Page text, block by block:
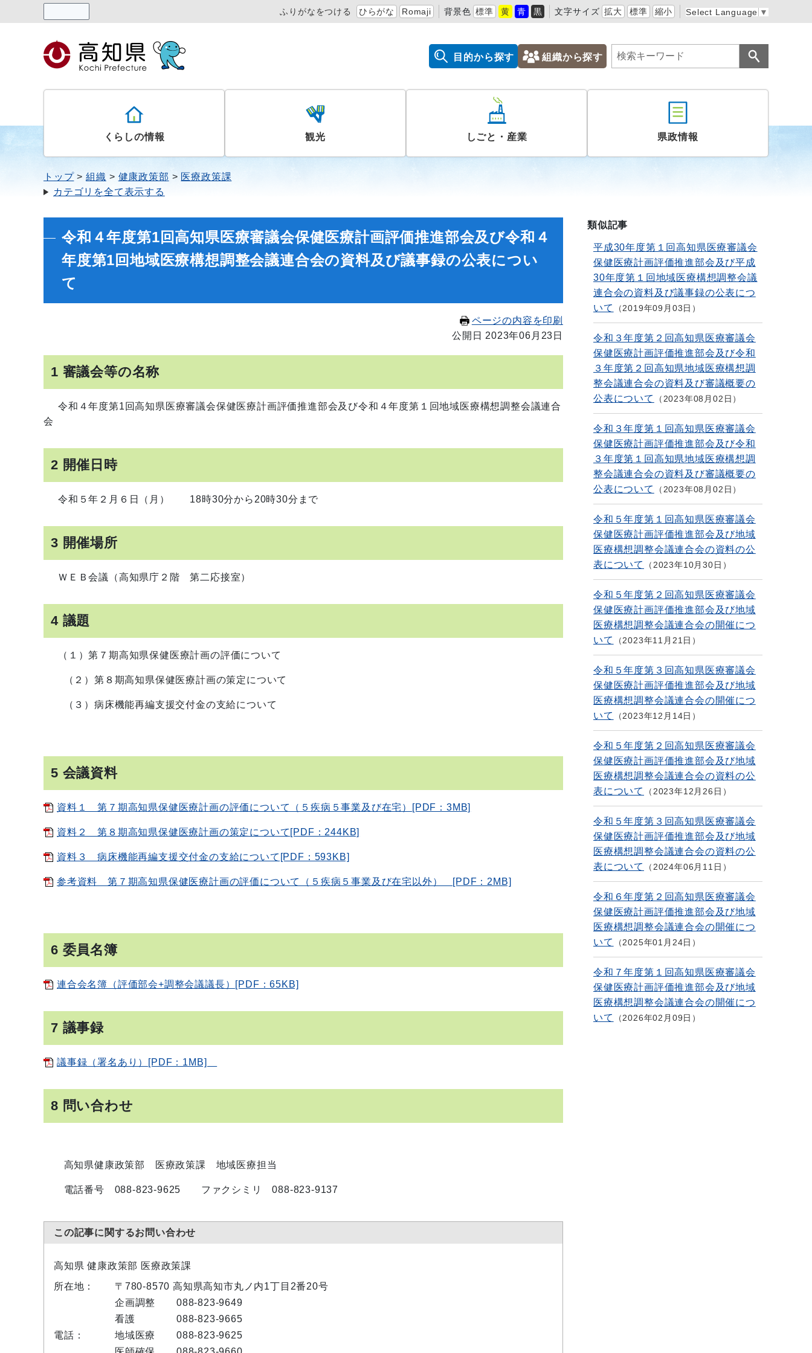
ふりがなをつける ひらがな Romaji 背景色 標準 黄 青 黒 文字サイズ 拡大 標準 縮小 Select Language ▼
目的から探す 組織から探す
くらしの情報 観光 しごと・産業 県政情報
トップ 組織 健康政策部
医療政策課
カテゴリを全て表示する
令和４年度第1回高知県医療審議会保健医療計画評価推進部会及び令和４
年度第1回地域医療構想調整会議連合会の資料及び議事録の公表につい
て
ページの内容を印刷
公開日 2023年06月23日
1 審議会等の名称
令和４年度第1回高知県医療審議会保健医療計画評価推進部会及び令和４年度第１回地域医療構想調整会議連合
会
2 開催日時
令和５年２月６日（月） 18時30分から20時30分まで
3 開催場所
ＷＥＢ会議（高知県庁２階 第二応接室）
4 議題
（１）第７期高知県保健医療計画の評価について
（２） 第８期高知県保健医療計画の策定について
（３）病床機能再編支援交付金の支給について
5 会議資料
資料１ 第７期高知県保健医療計画の評価について（５疾病５事業及び在宅）[PDF：3MB]
資料２ 第８期高知県保健医療計画の策定について[PDF：244KB]
資料３ 病床機能再編支援交付金の支給について[PDF：593KB]
参考資料 第７期高知県保健医療計画の評価について（５疾病５事業及び在宅以外） [PDF：2MB]
6 委員名簿
連合会名簿（評価部会+調整会議議長）[PDF：65KB]
7 議事録
議事録（署名あり）[PDF：1MB]
8 問い合わせ
高知県健康政策部 医療政策課 地域医療担当
電話番号 088-823-9625 ファクシミリ 088-823-9137
この記事に関するお問い合わせ
高知県 健康政策部 医療政策課
所在地：
〒780-8570 高知県高知市丸ノ内1丁目2番20号
電話：
企画調整
088-823-9649
看護
088-823-9665
地域医療
088-823-9625
類似記事
平成30年度第１回高知県医療審議会
保健医療計画評価推進部会及び平成
30年度第１回地域医療構想調整会議
連合会の資料及び議事録の公表につ
いて
2019年09月03日
令和３年度第２回高知県医療審議会
保健医療計画評価推進部会及び令和
３年度第２回高知県地域医療構想調
整会議連合会の資料及び審議概要の
公表について
2023年08月02日
令和３年度第１回高知県医療審議会
保健医療計画評価推進部会及び令和
３年度第１回高知県地域医療構想調
整会議連合会の資料及び審議概要の
公表について
2023年08月02日
令和５年度第１回高知県医療審議会
保健医療計画評価推進部会及び地域
医療構想調整会議連合会の資料の公
表について
2023年10月30日
令和５年度第２回高知県医療審議会
保健医療計画評価推進部会及び地域
医療構想調整会議連合会の開催につ
いて
2023年11月21日
令和５年度第３回高知県医療審議会
保健医療計画評価推進部会及び地域
医療構想調整会議連合会の開催につ
いて
2023年12月14日
令和５年度第２回高知県医療審議会
保健医療計画評価推進部会及び地域
医療構想調整会議連合会の資料の公
表について
2023年12月26日
令和５年度第３回高知県医療審議会
保健医療計画評価推進部会及び地域
医療構想調整会議連合会の資料の公
表について
2024年06月11日
令和６年度第２回高知県医療審議会
保健医療計画評価推進部会及び地域
医療構想調整会議連合会の開催につ
いて
2025年01月24日
令和７年度第１回高知県医療審議会
保健医療計画評価推進部会及び地域
医療構想調整会議連合会の開催につ
いて
2026年02月09日